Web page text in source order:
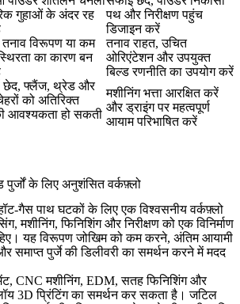
गुहाओं के अंदर रह
पथ और निरीक्षण पहुंच
डिजाइन करें
तनाव विरूपण या कम
का कारण बन
तनाव राहत, उचित
ओरिएंटेशन और उपयुक्त
बिल्ड रणनीति का उपयोग करें
छेद, फ्लैंज, थ्रेड और
को अतिरिक्त
आवश्यकता हो सकती
मशीनिंग भत्ता आरक्षित करें
और ड्राइंग पर महत्वपूर्ण
आयाम परिभाषित करें
पुर्जों के लिए अनुशंसित वर्कफ़्लो
गैस पाथ घटकों के लिए एक विश्वसनीय वर्कफ़्लो
मशीनिंग, फिनिशिंग और निरीक्षण को एक विनिर्माण
यह विरूपण जोखिम को कम करने, अंतिम आयामी
समाप्त पुर्जे की डिलीवरी का समर्थन करने में मदद
CNC मशीनिंग, EDM, सतह फिनिशिंग और
3D प्रिंटिंगका समर्थन कर सकता है। जटिल